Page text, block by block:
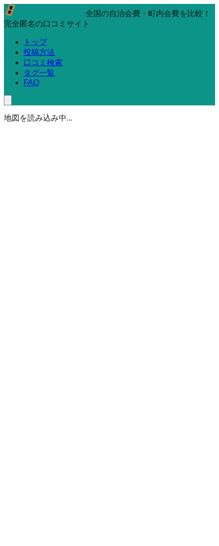
全国の自治会費・町内会費を比較！
完全匿名の口コミサイト
トップ
投稿方法
口コミ検索
タグ一覧
FAQ
地図を読み込み中...